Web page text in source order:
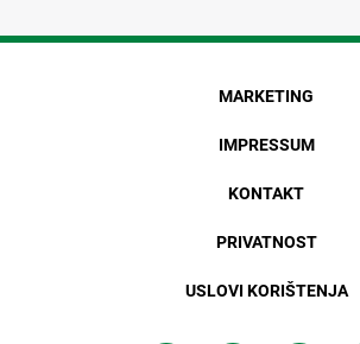
MARKETING
IMPRESSUM
KONTAKT
PRIVATNOST
USLOVI KORIŠTENJA